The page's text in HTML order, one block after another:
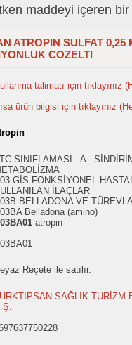
maddeyi içeren bir
ATROPIN SULFAT 0,25
COZELTI
talimatı için tıklayınız
ürün bilgisi için tıklayınız
SINIFLAMASI - A -
GİS FONKSİYONEL
İLAÇLAR
BELLADONA VE
Belladona (amino)
atropin
Reçete ile satılır.
SAĞLIK TURİZM